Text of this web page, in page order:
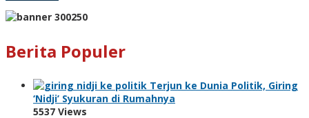
Berita Populer
Terjun ke Dunia Politik, Giring
‘Nidji’ Syukuran di Rumahnya
5537 Views